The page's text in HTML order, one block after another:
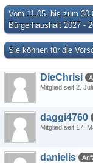
Vom 11.05. bis zum
Bürgerhaushalt 2027 -
Sie können für die
DieChrisi
Mitglied seit 2.
daggi4760
Mitglied seit 17.
danielis